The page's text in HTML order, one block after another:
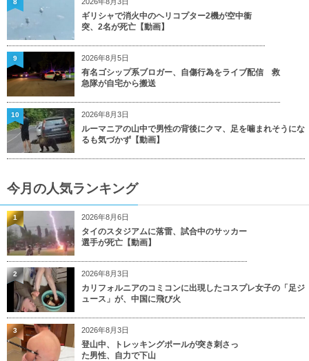
ギリシャで消火中のヘリコプター2機が空中衝
突、2名が死亡【動画】
8
2026年8月5日
有名ゴシップ系ブロガー、自傷行為をライブ配信 救
急隊が自宅から搬送
9
2026年8月3日
ルーマニアの山中で男性の背後にクマ、足を噛まれそうにな
るも気づかず【動画】
10
今月の人気ランキング
2026年8月6日
タイのスタジアムに落雷、試合中のサッカー
選手が死亡【動画】
1
2026年8月3日
カリフォルニアのコミコンに出現したコスプレ女子の「足ジ
ュース」が、中国に飛び火
2
2026年8月3日
登山中、トレッキングポールが突き刺さっ
た男性、自力で下山
3